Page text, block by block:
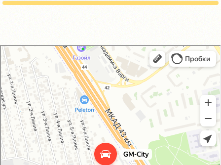
GM-City&VAG-Repair
Автосервис, автотехцентр в Москве
Магазин автозапчастей и автотоваров в Москве